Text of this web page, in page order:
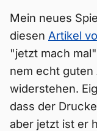
Mein neues
diesen Artikel
"jetzt mach
nem echt
widerstehen.
dass der
aber jetzt ist er